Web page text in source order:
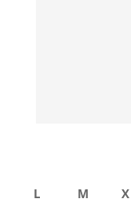
L
M X